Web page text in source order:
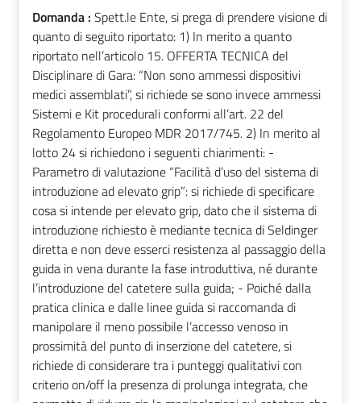
Domanda : Spett.le Ente, si prega di prendere visione di
quanto di seguito riportato: 1) In merito a quanto
riportato nell’articolo 15. OFFERTA TECNICA del
Disciplinare di Gara: “Non sono ammessi dispositivi
medici assemblati”, si richiede se sono invece ammessi
Sistemi e Kit procedurali conformi all’art. 22 del
Regolamento Europeo MDR 2017/745. 2) In merito al
lotto 24 si richiedono i seguenti chiarimenti: -
Parametro di valutazione “Facilità d’uso del sistema di
introduzione ad elevato grip”: si richiede di specificare
cosa si intende per elevato grip, dato che il sistema di
introduzione richiesto è mediante tecnica di Seldinger
diretta e non deve esserci resistenza al passaggio della
guida in vena durante la fase introduttiva, né durante
l’introduzione del catetere sulla guida; - Poiché dalla
pratica clinica e dalle linee guida si raccomanda di
manipolare il meno possibile l’accesso venoso in
prossimità del punto di inserzione del catetere, si
richiede di considerare tra i punteggi qualitativi con
criterio on/off la presenza di prolunga integrata, che